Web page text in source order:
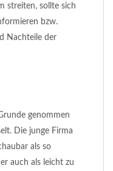
streiten, sollte sich
bzw.
Nachteile der
genommen
Die junge Firma
als so
auch als leicht zu